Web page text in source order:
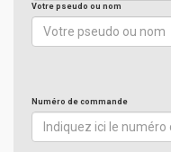
Votre pseudo ou nom
Numéro de commande